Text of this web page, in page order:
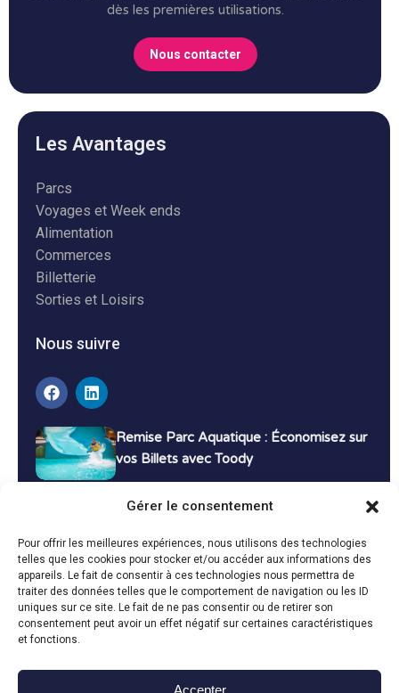
Gérer le consentement
Pour offrir les meilleures expériences, nous utilisons des technologies
telles que les cookies pour stocker et/ou accéder aux informations des
appareils. Le fait de consentir à ces technologies nous permettra de
traiter des données telles que le comportement de navigation ou les ID
uniques sur ce site. Le fait de ne pas consentir ou de retirer son
consentement peut avoir un effet négatif sur certaines caractéristiques
et fonctions.
Accepter
dès les premières utilisations.
Nous contacter
Les Avantages
Parcs
Voyages et Week ends
Alimentation
Commerces
Billetterie
Sorties et Loisirs
Nous suivre
Remise Parc Aquatique : Économisez sur
vos Billets avec Toody
Bons Plans Voyage : Économisez sur vos
Vacances avec Toody
13 décembre 2024 Bon plans